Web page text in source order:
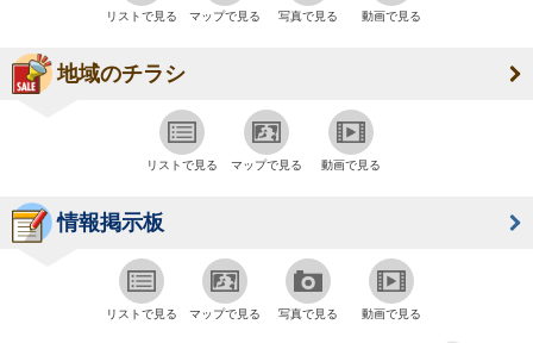
リストで見る マップで見る 写真で見る 動画で見る
地域のチラシ
リストで見る マップで見る 動画で見る
情報掲示板
リストで見る マップで見る 写真で見る 動画で見る